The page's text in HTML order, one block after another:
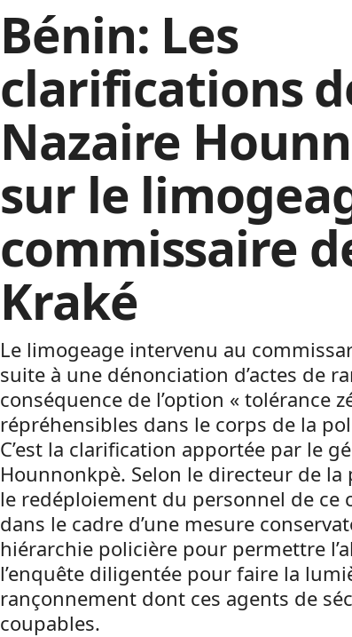
Bénin: Les
clarifications
Nazaire
sur le
commissaire
Kraké
Le limogeage intervenu au
suite à une dénonciation d’actes de
conséquence de l’option « tolérance
répréhensibles dans le corps de la
C’est la clarification apportée par le
Hounnonkpè. Selon le directeur de
le redéploiement du personnel de ce
dans le cadre d’une mesure
hiérarchie policière pour permettre
l’enquête diligentée pour faire la
rançonnement dont ces agents de
coupables.